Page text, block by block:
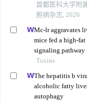
首都医科大学附
胆病杂志, 2026
Mc-lr aggravates
mice fed a high-
signaling pathway
Toxins
The hepatitis b
alcoholic fatty
autophagy